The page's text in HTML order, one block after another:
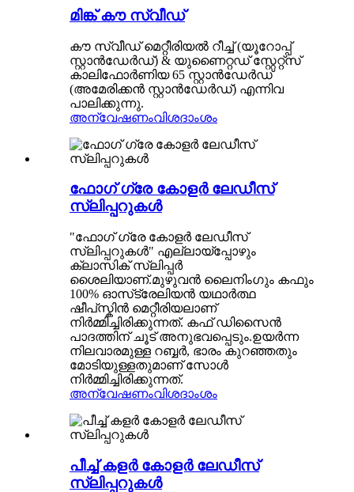
മിങ്ക് കൗ സ്വീഡ്
കൗ സ്വീഡ് മെറ്റീരിയൽ റീച്ച് (യൂറോപ്പ്
സ്റ്റാൻഡേർഡ്) & യുണൈറ്റഡ് സ്റ്റേറ്റ്സ്
കാലിഫോർണിയ 65 സ്റ്റാൻഡേർഡ്
(അമേരിക്കൻ സ്റ്റാൻഡേർഡ്) എന്നിവ
പാലിക്കുന്നു.
അന്വേഷണംവിശദാംശം
ഫോഗ് ഗ്രേ കോളർ ലേഡീസ്
സ്ലിപ്പറുകൾ
"ഫോഗ് ഗ്രേ കോളർ ലേഡീസ്
സ്ലിപ്പറുകൾ" എല്ലായ്പ്പോഴും
ക്ലാസിക് സ്ലിപ്പർ
ശൈലിയാണ്.മുഴുവൻ ലൈനിംഗും കഫും
100% ഓസ്‌ട്രേലിയൻ യഥാർത്ഥ
ഷീപ്‌സ്കിൻ മെറ്റീരിയലാണ്
നിർമ്മിച്ചിരിക്കുന്നത്. കഫ് ഡിസൈൻ
പാദത്തിന് ചൂട് അനുഭവപ്പെടും.ഉയർന്ന
നിലവാരമുള്ള റബ്ബർ, ഭാരം കുറഞ്ഞതും
മോടിയുള്ളതുമാണ് സോൾ
നിർമ്മിച്ചിരിക്കുന്നത്.
അന്വേഷണംവിശദാംശം
പീച്ച് കളർ കോളർ ലേഡീസ്
സ്ലിപ്പറുകൾ